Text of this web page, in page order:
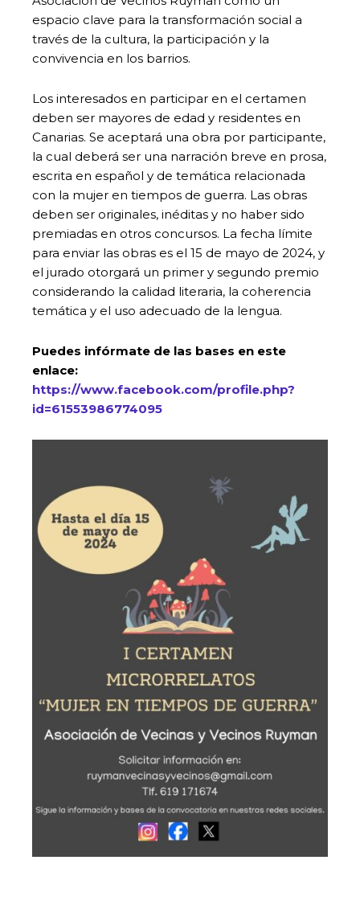
espacio clave para la transformación social a
través de la cultura, la participación y la
convivencia en los barrios.
Los interesados en participar en el certamen
deben ser mayores de edad y residentes en
Canarias. Se aceptará una obra por participante,
la cual deberá ser una narración breve en prosa,
escrita en español y de temática relacionada
con la mujer en tiempos de guerra. Las obras
deben ser originales, inéditas y no haber sido
premiadas en otros concursos. La fecha límite
para enviar las obras es el 15 de mayo de 2024, y
el jurado otorgará un primer y segundo premio
considerando la calidad literaria, la coherencia
temática y el uso adecuado de la lengua.
Puedes infórmate de las bases en este
enlace:
https://www.facebook.com/profile.php?
id=61553986774095